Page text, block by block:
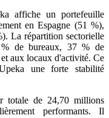
affiche un portefeuille
en Espagne (51 %),
La répartition sectorielle
de bureaux, 37 % de
aux locaux d'activité. Ce
une forte stabilité
totale de 24,70 millions
performants. Il